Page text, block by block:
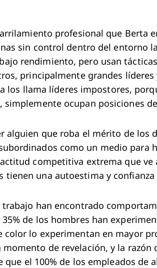
profesional que Berta
sin control dentro del entorno
rendimiento, pero usan
principalmente grandes líderes
los llama líderes impostores,
ocupan posiciones
alguien que roba el mérito de los
como un medio para
competitiva extrema que ve
tienen una autoestima y confianza
trabajo han encontrado
de los hombres han
color lo experimentan en mayor
momento de revelación, y la
que el 100% de los empleados de